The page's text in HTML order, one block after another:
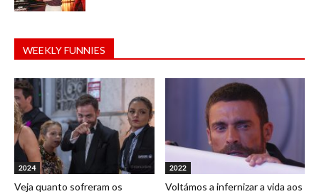
WEEKLY FUNNIES
2024
Veja quanto sofreram os
2022
Voltámos a infernizar a vida aos